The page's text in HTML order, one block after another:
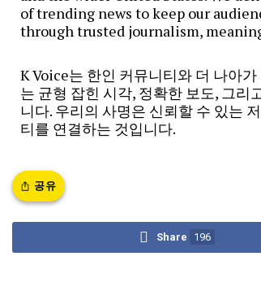
of trending news to keep our
through trusted journalism,
K Voice는 한인 커뮤니티와 더 나아
는 균형 잡힌 시각, 정확한 보도, 그
니다. 우리의 사명은 신뢰할 수 있는
티를 연결하는 것입니다.
공유
Share 196